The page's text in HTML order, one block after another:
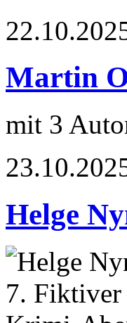
Martin
mit 3
Helge